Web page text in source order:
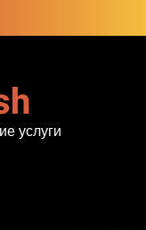
услуги